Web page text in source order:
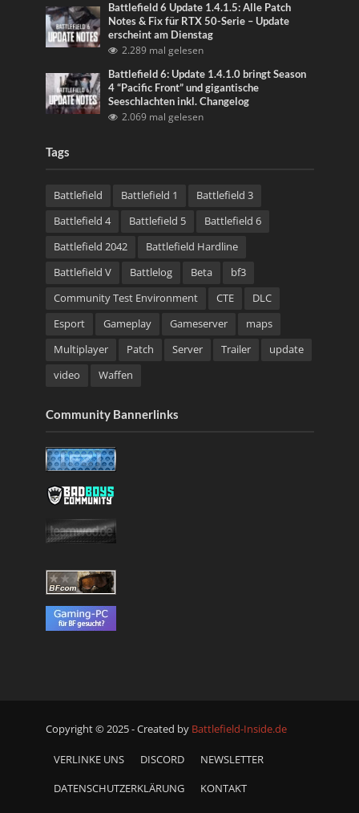
Battlefield 6 Update 1.4.1.5: Alle Patch
Notes & Fix für RTX 50-Serie – Update
erscheint am Dienstag
2.289 mal gelesen
Battlefield 6: Update 1.4.1.0 bringt Season
4 “Pacific Front” und gigantische
Seeschlachten inkl. Changelog
2.069 mal gelesen
Tags
Battlefield Battlefield 1
Battlefield 3
Battlefield 4
Battlefield 5
Battlefield 6
Battlefield 2042
Battlefield Hardline
Battlefield V
Battlelog Beta
bf3
Community Test Environment
CTE
DLC
Esport
Gameplay Gameserver
maps
Multiplayer
Patch Server Trailer
update
video
Waffen
Community Bannerlinks
Copyright © 2025 - Created by Battlefield-Inside.de
VERLINKE UNS DISCORD NEWSLETTER
DATENSCHUTZERKLÄRUNG KONTAKT